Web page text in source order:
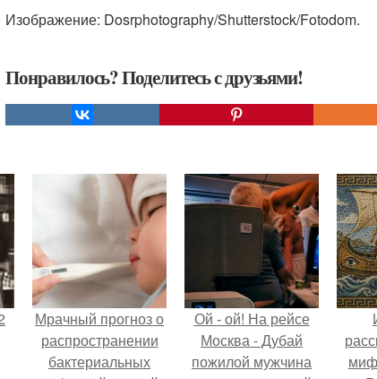
Изображение: Dosrphotography/Shutterstock/Fotodom.
Понравилось? Поделитесь с друзьями!
Мрачный прогноз о
распространении
бактериальных
Ой - ой! На рейсе
Москва - Дубай
пожилой мужчина